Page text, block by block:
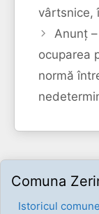
vârtsnice,
Anunț
ocuparea
normă
Comuna
Istoricul